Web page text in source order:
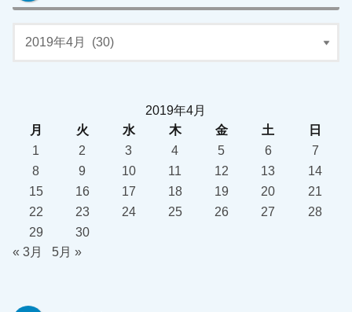
2019年4月
月
火 水 木 金 土
日
1
2 3 4 5 6
7
8
9 10 11 12 13
14
15
16 17 18 19 20
21
22
23 24 25 26 27
28
29
30
« 3月
5月 »